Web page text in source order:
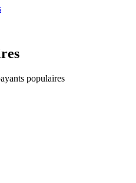
populaires